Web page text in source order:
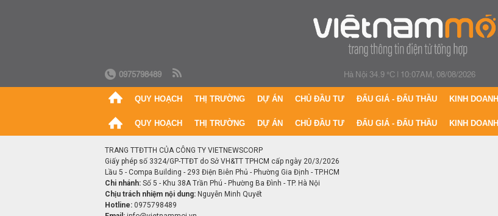
0975798489 Hà Nội 34.9 °C| 10:07AM, 08/08/2026
QUY HOẠCH THỊ TRƯỜNG DỰ ÁN CHỦ ĐẦU TƯ ĐẤU GIÁ - ĐẤU THẦU KINH DOANH
QUY HOẠCH THỊ TRƯỜNG DỰ ÁN CHỦ ĐẦU TƯ ĐẤU GIÁ - ĐẤU THẦU KINH DOANH
TRANG TTĐTTH CỦA CÔNG TY VIETNEWSCORP
Giấy phép số 3324/GP-TTĐT do Sở VH&TT TPHCM cấp ngày 20/3/2026
Lầu 5 - Compa Building - 293 Điện Biên Phủ - Phường Gia Định - TP.HCM
Chi nhánh: Số 5 - Khu 38A Trần Phú - Phường Ba Đình - TP. Hà Nội
Chịu trách nhiệm nội dung: Nguyễn Minh Quyết
Hotline: 0975798489